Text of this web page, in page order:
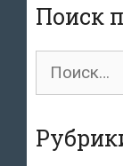
Поиск
Поиск